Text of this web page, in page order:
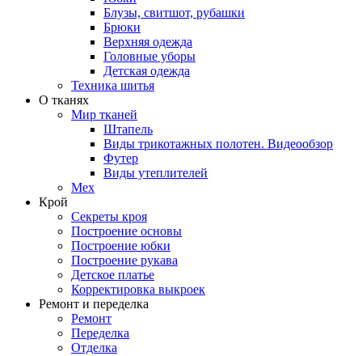
Блузы, свитшот, рубашки
Брюки
Верхняя одежда
Головные уборы
Детская одежда
Техника шитья
О тканях
Мир тканей
Штапель
Виды трикотажных полотен. Видеообзор
Футер
Виды утеплителей
Мех
Крой
Секреты кроя
Построение основы
Построение юбки
Построение рукава
Детское платье
Корректировка выкроек
Ремонт и переделка
Ремонт
Переделка
Отделка